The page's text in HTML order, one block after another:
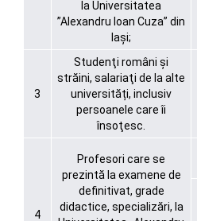
la Universitatea
”Alexandru Ioan Cuza” din
Iași;
3
Studenţi români şi
străini, salariaţi de la alte
universități, inclusiv
persoanele care îi
însoţesc.
4
Profesori care se
prezintă la examene de
definitivat, grade
didactice, specializări, la